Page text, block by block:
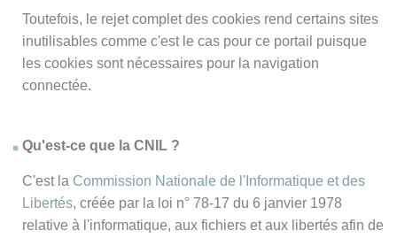
Toutefois, le rejet complet des cookies rend certains sites
inutilisables comme c'est le cas pour ce portail puisque
les cookies sont nécessaires pour la navigation
connectée.
Qu'est-ce que la CNIL ?
C'est la Commission Nationale de l'Informatique et des
Libertés, créée par la loi n° 78-17 du 6 janvier 1978
relative à l'informatique, aux fichiers et aux libertés afin de